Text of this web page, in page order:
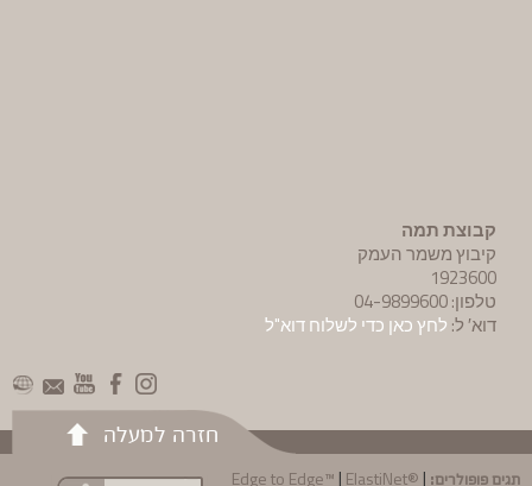
קבוצת תמה
קיבוץ משמר העמק
1923600
טלפון: 04-9899600
דוא′ ל: לחץ כאן כדי לשלוח דוא"ל
חזרה למעלה
תגים פופולרים: Edge to Edge™ | ElastiNet® |